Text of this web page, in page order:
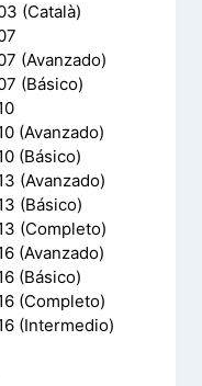
(Català)
(Avanzado)
(Básico)
(Avanzado)
(Básico)
(Avanzado)
(Básico)
(Completo)
(Avanzado)
(Básico)
(Completo)
(Intermedio)